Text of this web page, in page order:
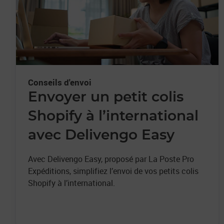
Conseils d'envoi
Envoyer un petit colis
Shopify à l’international
avec Delivengo Easy
Avec Delivengo Easy, proposé par La Poste Pro
Expéditions, simplifiez l’envoi de vos petits colis
Shopify à l’international.